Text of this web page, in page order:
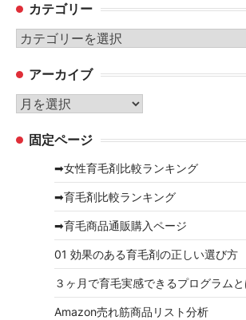
カテゴリー
カ
ゴ
リ
ー
アーカイブ
ア
カ 固定ページ
➡女性育毛剤比較ランキング
➡育毛剤比較ランキング
➡育毛商品通販購入ページ
01 効果のある育毛剤の正しい選び方
３ヶ月で育毛実感できるプログラムと
Amazon売れ筋商品リスト分析